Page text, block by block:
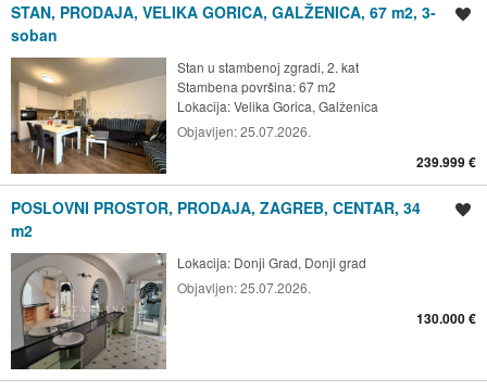
STAN, PRODAJA, VELIKA GORICA, GALŽENICA, 67 m2, 3-
soban
Stan u stambenoj zgradi, 2. kat
Stambena površina: 67 m2
Lokacija:Velika Gorica, Galženica
Objavljen:25.07.2026.
239.999 €
POSLOVNI PROSTOR, PRODAJA, ZAGREB, CENTAR, 34
m2
Lokacija: Donji Grad, Donji grad
Objavljen:25.07.2026.
130.000 €